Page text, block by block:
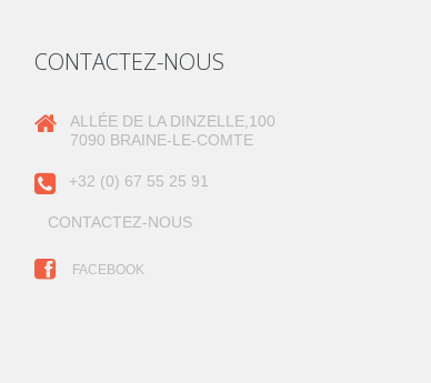
CONTACTEZ-NOUS
ALLÉE DE LA DINZELLE,100
7090 BRAINE-LE-COMTE
+32 (0) 67 55 25 91
CONTACTEZ-NOUS
FACEBOOK